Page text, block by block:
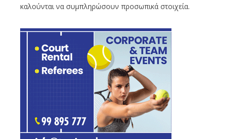
καλούνται να συμπληρώσουν προσωπικά στοιχεία.